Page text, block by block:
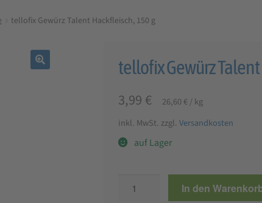
tellofix Gewürz Talent Hackfleisch, 150 g
tellofix Gewürz
3,99 € 26,60 € /kg
inkl. MwSt. zzgl. Versandkosten
auf Lager
Gewürz
In den